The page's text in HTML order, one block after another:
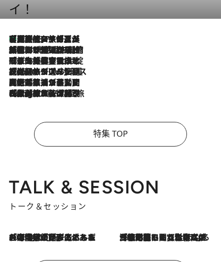
イ！
2026.8.7
【厳選旅コスメ】「多機能アイテムがメイン！」旅好き美容エディターが選んだ夏旅ベストコスメを発表【Mサイズジップ】
2026.8.6
「荷物が増えるほど旅ストレスは増す」美容ジャーナリストがたどり着いた最終結論。“化粧品を劇的に減らす”感動の凝縮美容とは
2026.8.6
「旅先には金髪ウィッグを持参」日本と同じメイクでは損してる!? 美容ジャーナリストが提案する“掟破りの旅美容”とは
2026.8.6
【厳選旅コスメ】「身軽さ＆UV対策重視！」ヘアアーティストshucoが選んだ夏旅ベストコスメを発表【Mサイズジップ】
2026.8.5
【厳選旅コスメ】国内をあちこち移動する河井菜摘が選んだ夏旅ベストコスメ発表！「リラックスアイテムはマスト」【Mサイズジップ】
2026.8.4
【厳選旅コスメ】「紫外線＆乾燥対策しながらメイク感も！」ヘア＆メイクGeorgeが選んだ夏旅ベストコスメを発表！【Mサイズジップ】
特集 TOP
TALK & SESSION
トーク＆セッション
2026.8.3
「今後値上げがあるとすれば…」「リスクがあるのは今年の冬」エネルギー専門家が語る、ホルムズ海峡封鎖が家庭にもたらす“ある心配” 2026.8.3
「住宅建てられない…」「サーチャージ料の高値が続いている」ホルムズ海峡封鎖による影響はいつまで続く？《エネルギー専門家に聞く“どうなる日本の暮らし”》